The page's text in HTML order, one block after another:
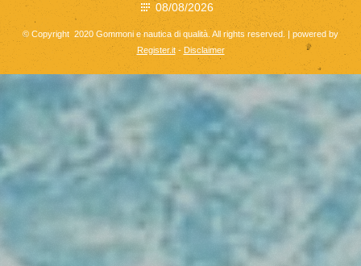
08/08/2026
© Copyright 2020 Gommoni e nautica di qualità. All rights reserved. | powered by
Register.it- Disclaimer